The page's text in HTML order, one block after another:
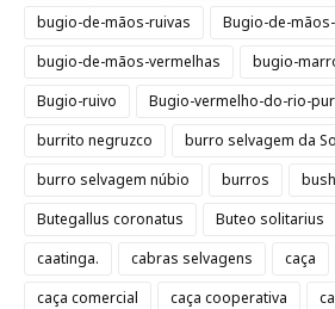
bugio-de-mãos-ruivas
Bugio-de-
bugio-de-mãos-vermelhas
bugio-
Bugio-ruivo
Bugio-vermelho-do-rio-
burrito negruzco
burro selvagem da
burro selvagem núbio
burros
Butegallus coronatus
Buteo solitarius
caatinga.
cabras selvagens caça
caça comercial
caça cooperativa